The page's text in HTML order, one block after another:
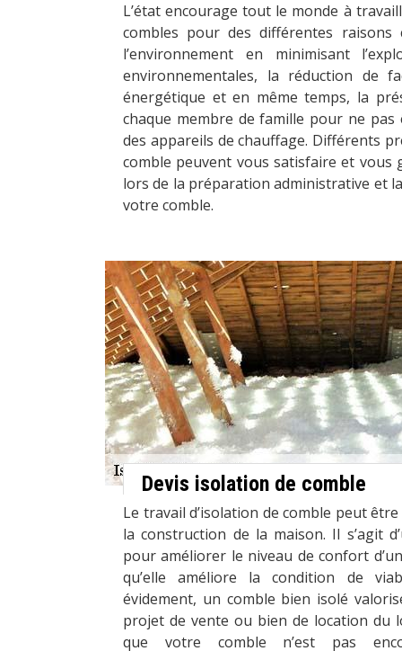
L’état encourage tout le monde à
combles pour des différentes raisons
l’environnement en minimisant
environnementales, la réduction de
énergétique et en même temps, la
chaque membre de famille pour ne pas
des appareils de chauffage. Différents
comble peuvent vous satisfaire et vous
lors de la préparation administrative et
votre comble.
Devis isolation de comble
Le travail d’isolation de comble peut
la construction de la maison. Il s’agit
pour améliorer le niveau de confort
qu’elle améliore la condition de
évidement, un comble bien isolé
projet de vente ou bien de location du
que votre comble n’est pas